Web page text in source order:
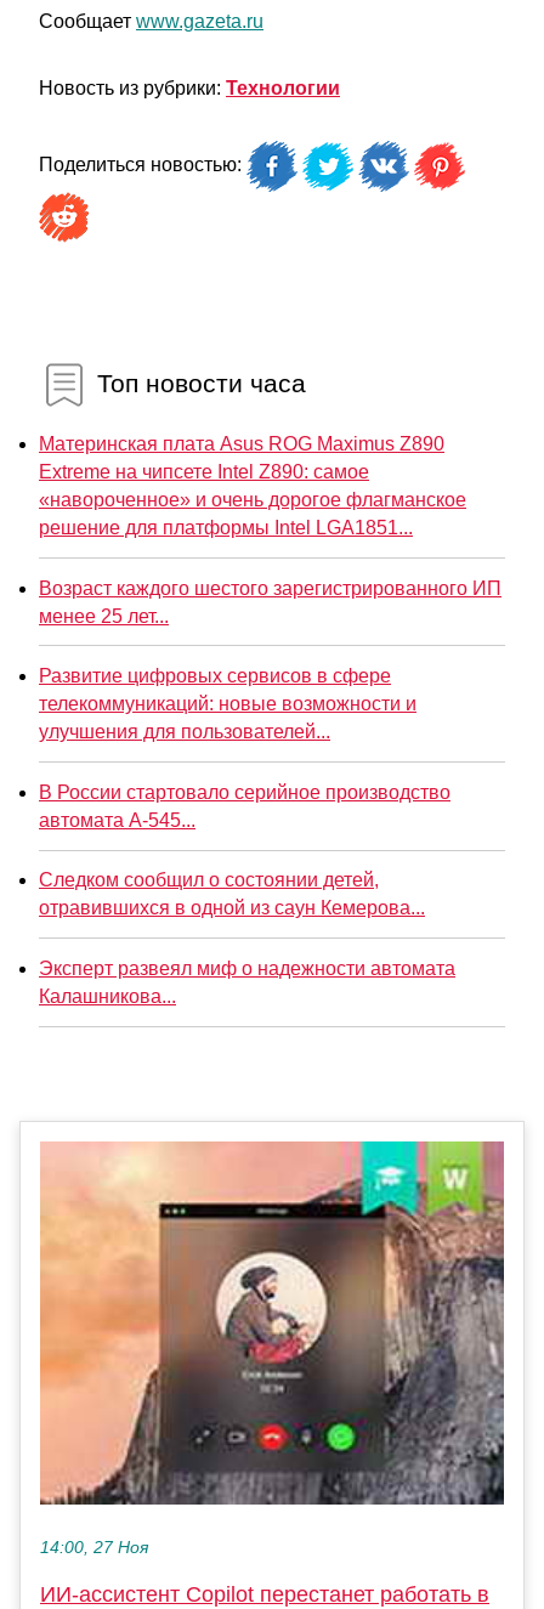
Сообщает www.gazeta.ru
Новость из рубрики: Технологии
Поделиться новостью:
Топ новости часа
Материнская плата Asus ROG Maximus Z890
Extreme на чипсете Intel Z890: самое
«навороченное» и очень дорогое флагманское
решение для платформы Intel LGA1851...
Возраст каждого шестого зарегистрированного ИП
менее 25 лет...
Развитие цифровых сервисов в сфере
телекоммуникаций: новые возможности и
улучшения для пользователей...
В России стартовало серийное производство
автомата А-545...
Следком сообщил о состоянии детей,
отравившихся в одной из саун Кемерова...
Эксперт развеял миф о надежности автомата
Калашникова...
14:00, 27 Ноя
ИИ-ассистент Copilot перестанет работать в